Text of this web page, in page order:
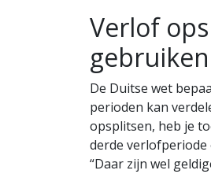
Verlof
gebruiken
De Duitse wet
perioden kan
opsplitsen, heb je
derde verlofperiode
“Daar zijn wel